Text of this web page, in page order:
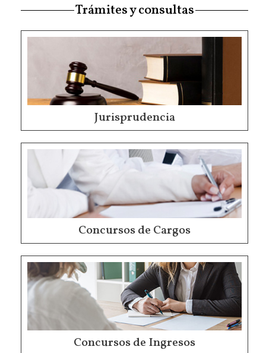
Trámites y consultas
Jurisprudencia
Concursos de Cargos
Concursos de Ingresos